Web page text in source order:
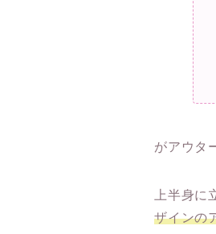
がアウタ
上半身に
ザインの